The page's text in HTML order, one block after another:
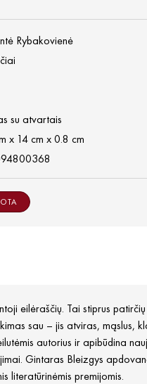
Rybakovienė
su atvartais
x 14 cm x 0.8 cm
eilėraščių. Tai stiprus
sau – jis atviras, mąslus,
autorius ir apibūdina
Gintaras Bleizgys
literatūrinėmis premijomis.